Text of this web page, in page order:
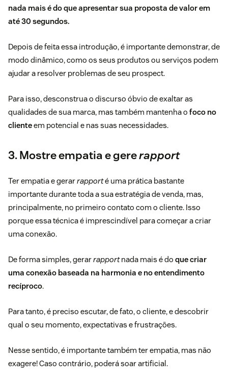
nada mais é do que apresentar sua proposta de valor em
até 30 segundos.
Depois de feita essa introdução, é importante demonstrar, de
modo dinâmico, como os seus produtos ou serviços podem
ajudar a resolver problemas de seu prospect.
Para isso, desconstrua o discurso óbvio de exaltar as
qualidades de sua marca, mas também mantenha o foco no
clienteem potencial e nas suas necessidades.
3. Mostre empatia e gererapport
Ter empatia e gerarrapporté uma prática bastante
importante durante toda a sua estratégia de venda, mas,
principalmente, no primeiro contato com o cliente. Isso
porque essa técnica é imprescindível para começar a criar
uma conexão.
De forma simples, gerarrapportnada mais é do que criar
uma conexão baseada na harmonia e no entendimento
recíproco.
Para tanto, é preciso escutar, de fato, o cliente, e descobrir
qual o seu momento, expectativas e frustrações.
Nesse sentido, é importante também ter empatia, mas não
exagere! Caso contrário, poderá soar artificial.